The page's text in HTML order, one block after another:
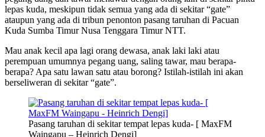
lepas kuda, meskipun tidak semua yang ada di sekitar “gate”
ataupun yang ada di tribun penonton pasang taruhan di Pacuan
Kuda Sumba Timur Nusa Tenggara Timur NTT.
Mau anak kecil apa lagi orang dewasa, anak laki laki atau
perempuan umumnya pegang uang, saling tawar, mau berapa-
berapa? Apa satu lawan satu atau borong? Istilah-istilah ini akan
berseliweran di sekitar “gate”.
Pasang taruhan di sekitar tempat lepas kuda- [ MaxFM
Waingapu – Heinrich Dengi]